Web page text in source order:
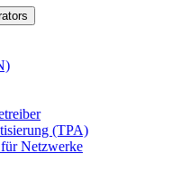
(TPA)
Netzwerke